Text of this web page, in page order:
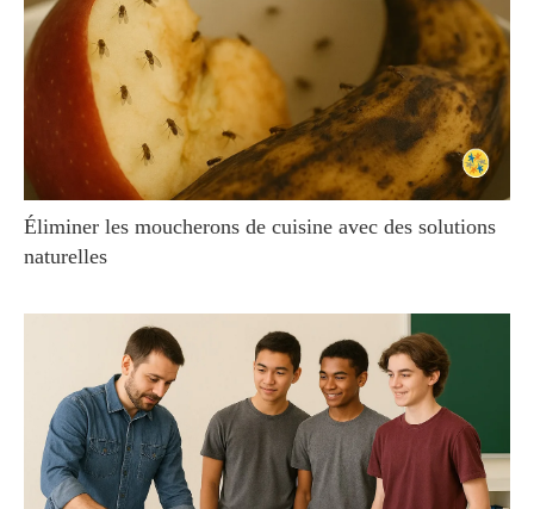
Éliminer les moucherons de cuisine avec des solutions
naturelles